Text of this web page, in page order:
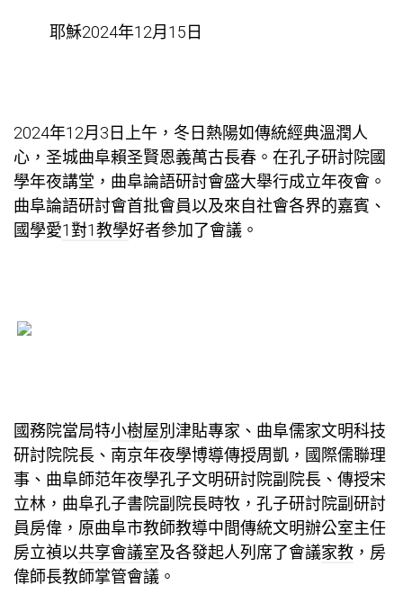
耶穌2024年12月15日
2024年12月3日上午，冬日熱陽如傳統經典溫潤人
心，圣城曲阜賴圣賢恩義萬古長春。在孔子研討院國
學年夜講堂，曲阜論語研討會盛大舉行成立年夜會。
曲阜論語研討會首批會員以及來自社會各界的嘉賓、
國學愛1對1教學好者參加了會議。
國務院當局特小樹屋別津貼專家、曲阜儒家文明科技
研討院院長、南京年夜學博導傳授周凱，國際儒聯理
事、曲阜師范年夜學孔子文明研討院副院長、傳授宋
立林，曲阜孔子書院副院長時牧，孔子研討院副研討
員房偉，原曲阜市教師教導中間傳統文明辦公室主任
房立禎以共享會議室及各發起人列席了會議家教 ，房
偉師長教師掌管會議。